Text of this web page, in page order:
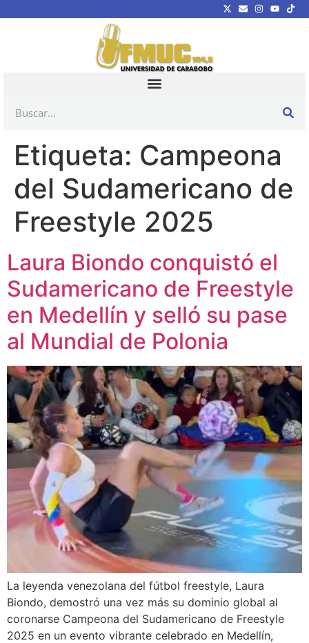
Etiqueta: Campeona
del Sudamericano de
Freestyle 2025
Laura Biondo conquistó el
Sudamericano de Freestyle
en Medellín y selló su pase
al Mundial de Polonia
La leyenda venezolana del fútbol freestyle, Laura
Biondo, demostró una vez más su dominio global al
coronarse Campeona del Sudamericano de Freestyle
2025 en un evento vibrante celebrado en Medellín,